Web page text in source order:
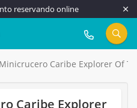
reservando online
917 815 555
Caribe Explorer Of
Caribe Explorer